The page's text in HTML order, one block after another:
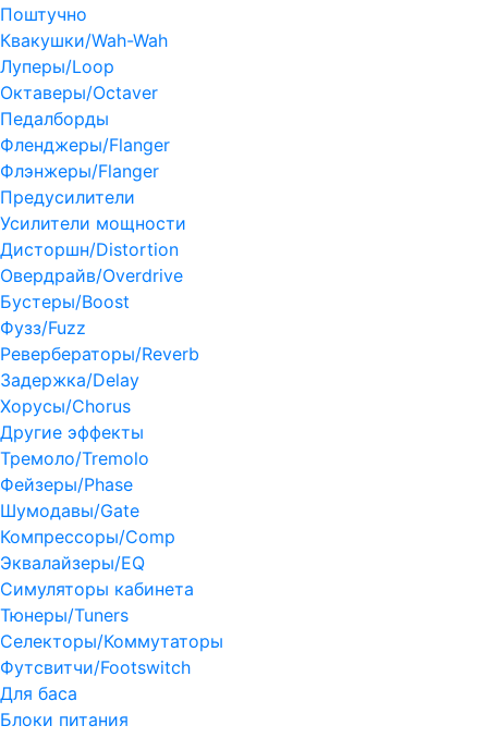
Поштучно
Квакушки/Wah-Wah
Луперы/Loop
Октаверы/Octaver
Педалборды
Фленджеры/Flanger
Флэнжеры/Flanger
Предусилители
Усилители мощности
Дисторшн/Distortion
Овердрайв/Overdrive
Бустеры/Boost
Фузз/Fuzz
Ревербераторы/Reverb
Задержка/Delay
Хорусы/Chorus
Другие эффекты
Тремоло/Tremolo
Фейзеры/Phase
Шумодавы/Gate
Компрессоры/Comp
Эквалайзеры/EQ
Симуляторы кабинета
Тюнеры/Tuners
Селекторы/Коммутаторы
Футсвитчи/Footswitch
Для баса
Блоки питания